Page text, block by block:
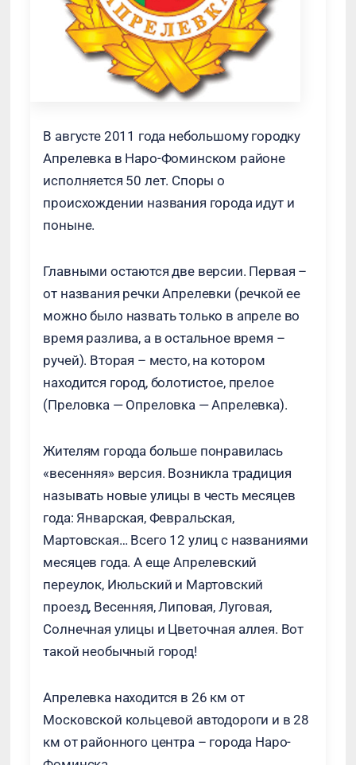
В августе 2011 года небольшому городку
Апрелевка в Наро-Фоминском районе
исполняется 50 лет. Споры о
происхождении названия города идут и
поныне.
Главными остаются две версии. Первая –
от названия речки Апрелевки (речкой ее
можно было назвать только в апреле во
время разлива, а в остальное время –
ручей). Вторая – место, на котором
находится город, болотистое, прелое
(Преловка — Опреловка — Апрелевка).
Жителям города больше понравилась
«весенняя» версия. Возникла традиция
называть новые улицы в честь месяцев
года: Январская, Февральская,
Мартовская… Всего 12 улиц с названиями
месяцев года. А еще Апрелевский
переулок, Июльский и Мартовский
проезд, Весенняя, Липовая, Луговая,
Солнечная улицы и Цветочная аллея. Вот
такой необычный город!
Апрелевка находится в 26 км от
Московской кольцевой автодороги и в 28
км от районного центра – города Наро-